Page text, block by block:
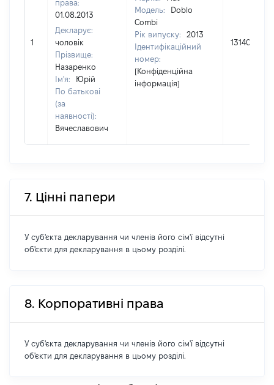
1
права:
01.08.2013
Декларує:
чоловік
Прізвище:
Назаренко
Ім'я:
Юрій
По батькові
(за
наявності):
Вячеславович
Модель:
Doblo
Combi
Рік випуску:
2013
Ідентифікаційний
номер:
[Конфіденційна
інформація]
131400
7. Цінні папери
У суб'єкта декларування чи членів його сім'ї відсутні
об'єкти для декларування в цьому розділі.
8. Корпоративні права
У суб'єкта декларування чи членів його сім'ї відсутні
об'єкти для декларування в цьому розділі.